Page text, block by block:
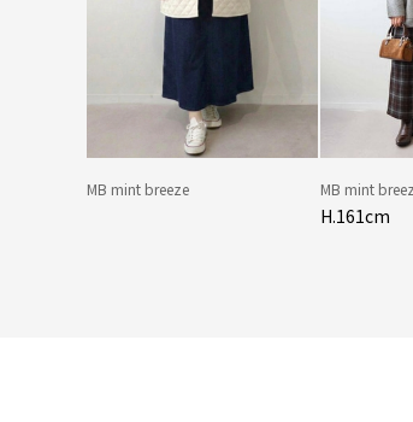
MB mint breeze MB mint
H.161cm